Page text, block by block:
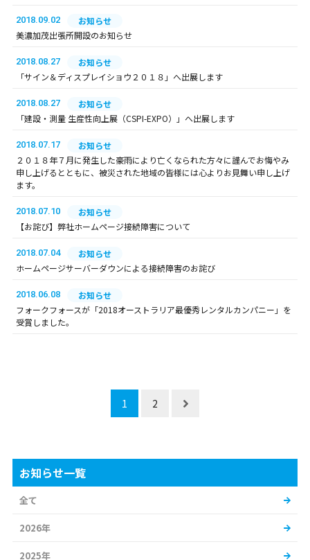
2018.09.02
お知らせ
美濃加茂出張所開設のお知らせ
2018.08.27
お知らせ
「サイン＆ディスプレイショウ２０１８」へ出展します
2018.08.27
お知らせ
「建設・測量 生産性向上展（CSPI-EXPO）」へ出展します
2018.07.17
お知らせ
２０１８年７月に発生した豪雨により亡くなられた方々に謹んでお悔やみ
申し上げるとともに、被災された地域の皆様には心よりお見舞い申し上げ
ます。
2018.07.10
お知らせ
【お詫び】弊社ホームページ接続障害について
2018.07.04
お知らせ
ホームページサーバーダウンによる接続障害のお詫び
2018.06.08
お知らせ
フォークフォースが「2018オーストラリア最優秀レンタルカンパニー」を
受賞しました。
1 2
お知らせ一覧
全て
2026年
2025年